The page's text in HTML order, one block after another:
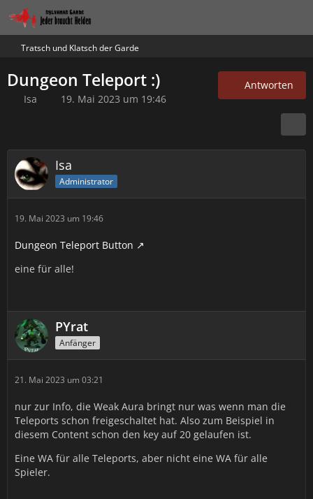
Tratsch und Klatsch der Garde
Dungeon Teleport :)
Isa 19. Mai 2023 um 19:46
Antworten
Isa
Administrator
19. Mai 2023 um 19:46
Dungeon Teleport Button
eine für alle!
PYrat
Anfänger
21. Mai 2023 um 03:21
nur zur Info, die Weak Aura bringt nur was wenn man die
Teleports schon freigeschaltet hat. Also zum Beispiel in
diesem Content schon den key auf 20 gelaufen ist.
Eine WA für alle Teleports, aber nicht eine WA für alle
Spieler.